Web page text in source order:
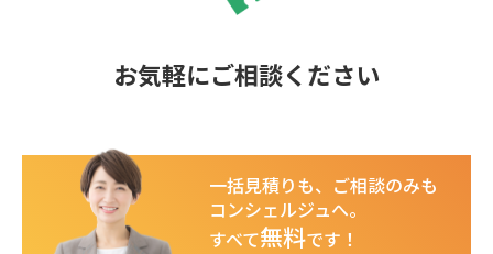
お気軽にご相談ください
一括見積りも、ご相談のみも
コンシェルジュへ。
すべて無料です！